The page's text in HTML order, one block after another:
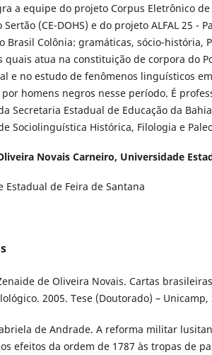
a equipe do projeto Corpus Eletrônico
(CE-DOHS) e do projeto ALFAL 25 -
Brasil Colônia: gramáticas, sócio-história,
quais atua na constituição de corpora do
e no estudo de fenômenos linguísticos
homens negros nesse período. É
Secretaria Estadual de Educação da
Sociolinguística Histórica, Filologia e
Novais Carneiro, Universidade
Estadual de Feira de Santana
de Oliveira Novais. Cartas
2005. Tese (Doutorado) – Unicamp,
de Andrade. A reforma militar
efeitos da ordem de 1787 às tropas de